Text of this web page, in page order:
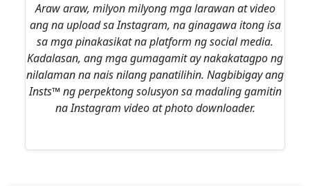
Araw araw, milyon milyong mga larawan at video
ang na upload sa Instagram, na ginagawa itong isa
sa mga pinakasikat na platform ng social media.
Kadalasan, ang mga gumagamit ay nakakatagpo ng
nilalaman na nais nilang panatilihin. Nagbibigay ang
Insts™ ng perpektong solusyon sa madaling gamitin
na Instagram video at photo downloader.